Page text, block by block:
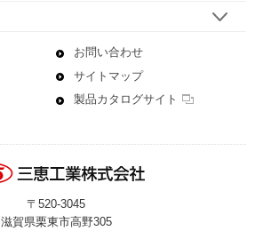
お問い合わせ
サイトマップ
製品カタログサイト
〒520-3045
滋賀県栗東市高野305